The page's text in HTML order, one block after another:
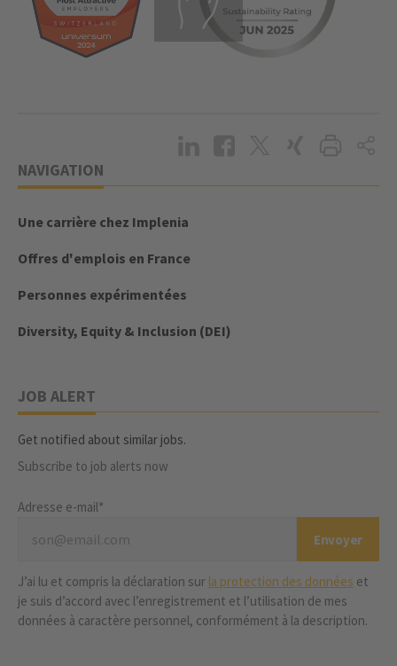
NAVIGATION
Une carrière chez Implenia
Offres d'emplois en France
Personnes expérimentées
Diversity, Equity & Inclusion (DEI)
JOB ALERT
Get notified about similar jobs.
Subscribe to job alerts now
Adresse e-mail*
J’ai lu et compris la déclaration sur la protection des données et
je suis d’accord avec l’enregistrement et l’utilisation de mes
données à caractère personnel, conformément à la description.